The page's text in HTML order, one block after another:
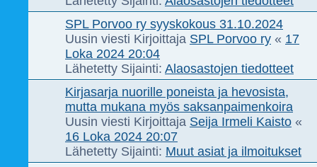
SPL Porvoo ry syyskokous 31.10.2024
Uusin viesti Kirjoittaja SPL Porvoo ry « 17
Loka 2024 20:04
Lähetetty Sijainti: Alaosastojen tiedotteet
Kirjasarja nuorille poneista ja hevosista,
mutta mukana myös saksanpaimenkoira
Uusin viesti Kirjoittaja Seija Irmeli Kaisto «
16 Loka 2024 20:07
Lähetetty Sijainti: Muut asiat ja ilmoitukset